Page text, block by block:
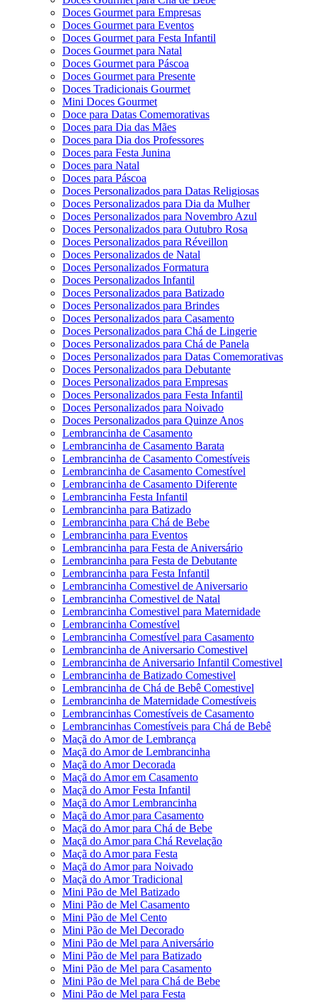
Doces Gourmet para Empresas
Doces Gourmet para Eventos
Doces Gourmet para Festa Infantil
Doces Gourmet para Natal
Doces Gourmet para Páscoa
Doces Gourmet para Presente
Doces Tradicionais Gourmet
Mini Doces Gourmet
Doce para Datas Comemorativas
Doces para Dia das Mães
Doces para Dia dos Professores
Doces para Festa Junina
Doces para Natal
Doces para Páscoa
Doces Personalizados para Datas Religiosas
Doces Personalizados para Dia da Mulher
Doces Personalizados para Novembro Azul
Doces Personalizados para Outubro Rosa
Doces Personalizados para Réveillon
Doces Personalizados de Natal
Doces Personalizados Formatura
Doces Personalizados Infantil
Doces Personalizados para Batizado
Doces Personalizados para Brindes
Doces Personalizados para Casamento
Doces Personalizados para Chá de Lingerie
Doces Personalizados para Chá de Panela
Doces Personalizados para Datas Comemorativas
Doces Personalizados para Debutante
Doces Personalizados para Empresas
Doces Personalizados para Festa Infantil
Doces Personalizados para Noivado
Doces Personalizados para Quinze Anos
Lembrancinha de Casamento
Lembrancinha de Casamento Barata
Lembrancinha de Casamento Comestíveis
Lembrancinha de Casamento Comestível
Lembrancinha de Casamento Diferente
Lembrancinha Festa Infantil
Lembrancinha para Batizado
Lembrancinha para Chá de Bebe
Lembrancinha para Eventos
Lembrancinha para Festa de Aniversário
Lembrancinha para Festa de Debutante
Lembrancinha para Festa Infantil
Lembrancinha Comestivel de Aniversario
Lembrancinha Comestivel de Natal
Lembrancinha Comestivel para Maternidade
Lembrancinha Comestível
Lembrancinha Comestível para Casamento
Lembrancinha de Aniversario Comestivel
Lembrancinha de Aniversario Infantil Comestivel
Lembrancinha de Batizado Comestivel
Lembrancinha de Chá de Bebê Comestivel
Lembrancinha de Maternidade Comestíveis
Lembrancinhas Comestíveis de Casamento
Lembrancinhas Comestíveis para Chá de Bebê
Maçã do Amor de Lembrança
Maçã do Amor de Lembrancinha
Maçã do Amor Decorada
Maçã do Amor em Casamento
Maçã do Amor Festa Infantil
Maçã do Amor Lembrancinha
Maçã do Amor para Casamento
Maçã do Amor para Chá de Bebe
Maçã do Amor para Chá Revelação
Maçã do Amor para Festa
Maçã do Amor para Noivado
Maçã do Amor Tradicional
Mini Pão de Mel Batizado
Mini Pão de Mel Casamento
Mini Pão de Mel Cento
Mini Pão de Mel Decorado
Mini Pão de Mel para Aniversário
Mini Pão de Mel para Batizado
Mini Pão de Mel para Casamento
Mini Pão de Mel para Chá de Bebe
Mini Pão de Mel para Festa